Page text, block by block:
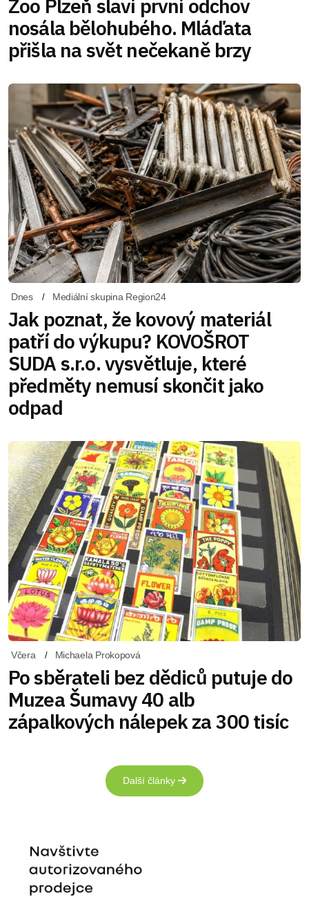
Zoo Plzeň slaví první odchov
nosála bělohubého. Mláďata
přišla na svět nečekaně brzy
Dnes Mediální skupina Region24
Jak poznat, že kovový materiál
patří do výkupu? KOVOŠROT
SUDA s.r.o. vysvětluje, které
předměty nemusí skončit jako
odpad
Včera Michaela Prokopová
Po sběrateli bez dědiců putuje do
Muzea Šumavy 40 alb
zápalkových nálepek za 300 tisíc
Další články